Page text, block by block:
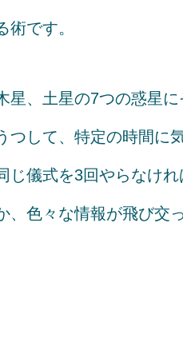
です。
星、土星の7つの惑星に
つして、特定の時間に
じ儀式を3回やらなけ
、色々な情報が飛び交